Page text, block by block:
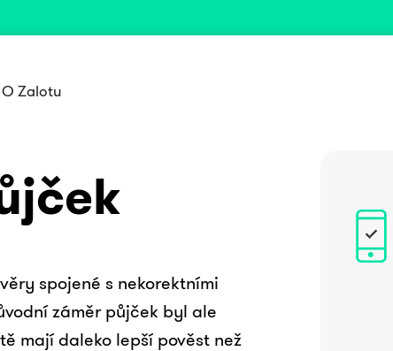
O Zalotu
spojené s nekorektními
záměr půjček byl ale
mají daleko lepší pověst než